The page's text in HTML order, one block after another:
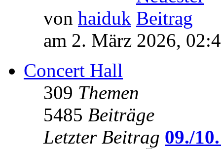
von haiduk
am 2. März 2026,
Concert Hall
309 Themen
5485 Beiträge
Letzter Beitrag 09./